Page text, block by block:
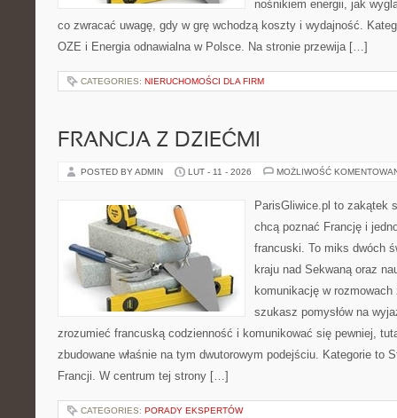
nośnikiem energii, jak
co zwracać uwagę, gdy w grę wchodzą koszty i wydajność.
OZE i Energia odnawialna w Polsce. Na stronie przewija […]
CATEGORIES: NIERUCHOMOŚCI DLA FIRM
FRANCJA Z DZIEĆMI
POSTED BY ADMIN LUT - 11 - 2026 MOŻLIWOŚĆ
ParisGliwice.pl to zakątek
chcą poznać Francję i
francuski. To miks dwóch
kraju nad Sekwaną oraz
komunikację w
szukasz pomysłów na
zrozumieć francuską codzienność i komunikować się pewniej,
zbudowane właśnie na tym dwutorowym podejściu. Kategorie to
Francji. W centrum tej strony […]
CATEGORIES: PORADY EKSPERTÓW